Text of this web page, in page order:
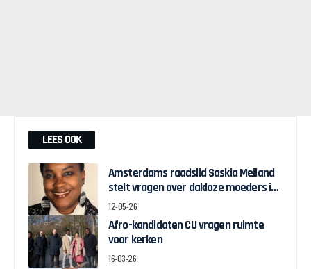
LEES OOK
Amsterdams raadslid Saskia Meiland
stelt vragen over dakloze moeders in
Zuidoost
12-05-26
Afro-kandidaten CU vragen ruimte
voor kerken
16-03-26